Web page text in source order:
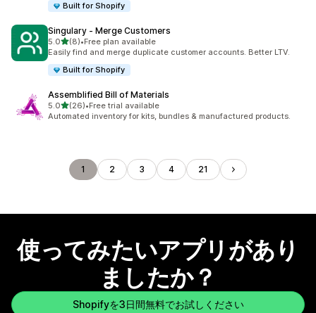
Built for Shopify
Singulary ‑ Merge Customers
5.05つ星中
(8)
合計レビュー数：8件
•Free plan available
Easily find and merge duplicate customer accounts. Better LTV.
Built for Shopify
Assemblified Bill of Materials
5.05つ星中
(26)
合計レビュー数：26件
•Free trial available
Automated inventory for kits, bundles & manufactured products.
1 2 3 4 21
使ってみたいアプリがあり
ましたか？
Shopifyを3日間無料でお試しください